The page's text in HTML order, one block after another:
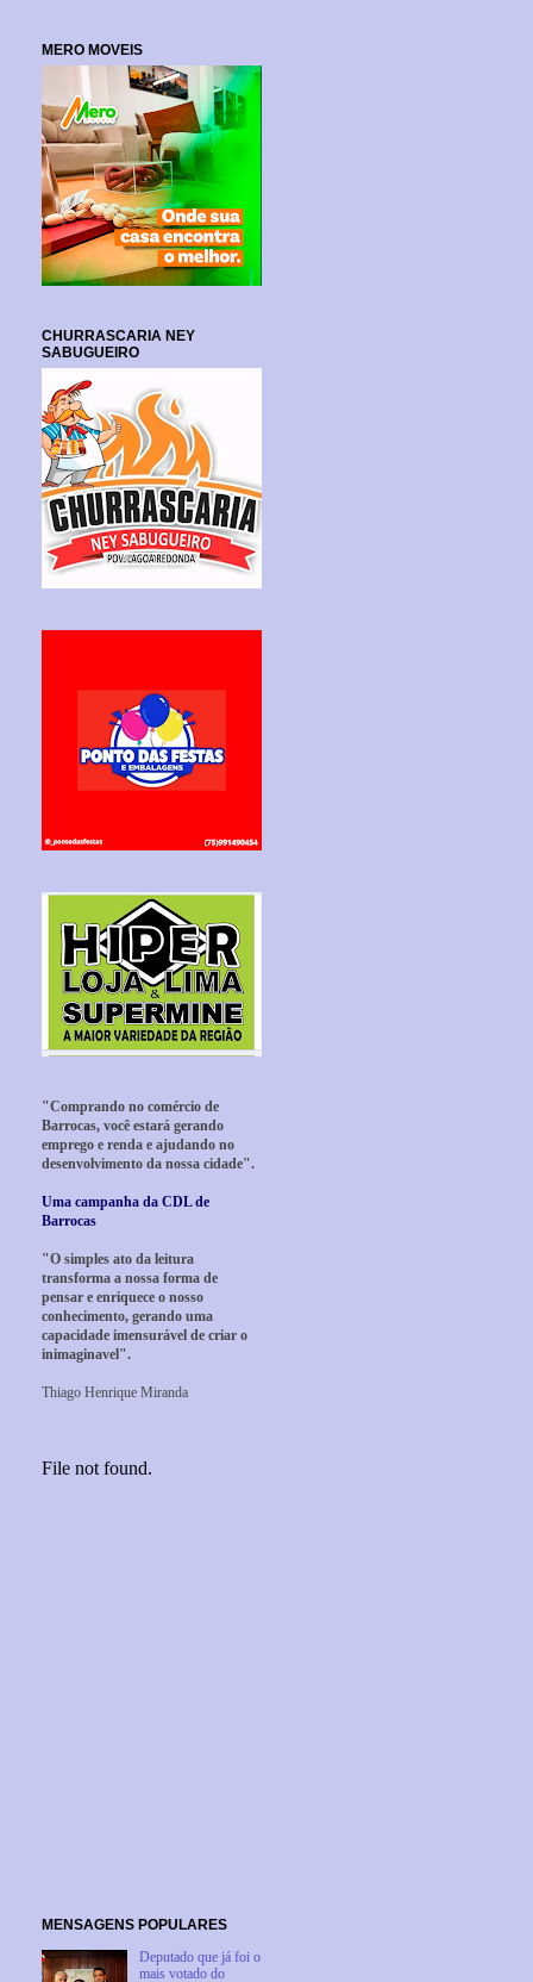
MERO MOVEIS
CHURRASCARIA NEY
SABUGUEIRO
"Comprando no comércio de
Barrocas, você estará gerando
emprego e renda e ajudando no
desenvolvimento da nossa cidade".
Uma campanha da CDL de
Barrocas
"O simples ato da leitura
transforma a nossa forma de
pensar e enriquece o nosso
conhecimento, gerando uma
capacidade imensurável de criar o
inimaginavel".
Thiago Henrique Miranda
MENSAGENS POPULARES
Deputado que já foi o
mais votado do